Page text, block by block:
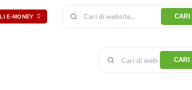
E-MONEY CARI
CARI